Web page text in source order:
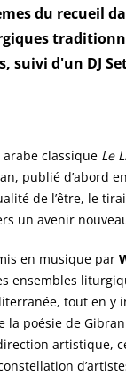
du recueil
suivi d'un DJ
arabe classique Le
publié d’abord
de l’être, le
un avenir
en musique par
ensembles
tout en y
la poésie de
artistique,